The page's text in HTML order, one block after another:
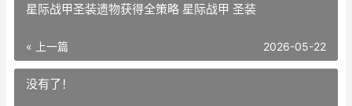
星际战甲圣装遗物获得全策略 星际战甲 圣装
« 上一篇 2026-05-22
没有了！